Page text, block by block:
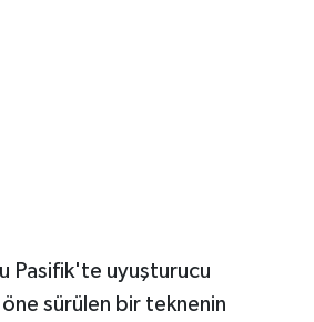
Pasifik'te uyuşturucu
öne sürülen bir teknenin